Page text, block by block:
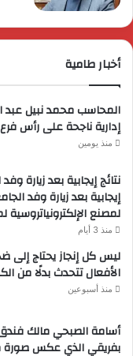
أخبار طامية
المحاسب محمد نبيل عبد
إدارية ناجحة على رأس
منذ يومين
نتائج إيجابية بعد زيارة
إيجابية بعد زيارة وفد
لمصنع الإلكترونياتروسية
منذ 3 أيام
ليس كل إنجاز يحتاج
الأفعال تتحدث بدلًا من
منذ أسبوعين
أسامة الصبحي مالك
بفريقي الذي عكس صورة